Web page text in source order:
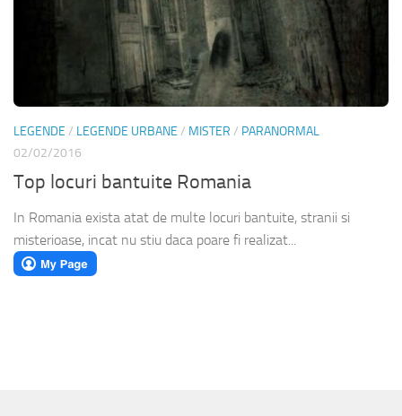
LEGENDE / LEGENDE URBANE / MISTER / PARANORMAL
02/02/2016
Top locuri bantuite Romania
In Romania exista atat de multe locuri bantuite, stranii si
misterioase, incat nu stiu daca poare fi realizat...